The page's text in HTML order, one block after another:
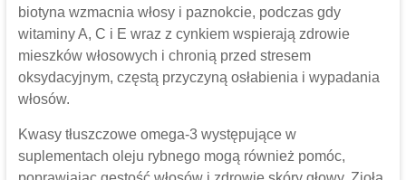
biotyna wzmacnia włosy i paznokcie, podczas gdy
witaminy A, C i E wraz z cynkiem wspierają zdrowie
mieszków włosowych i chronią przed stresem
oksydacyjnym, częstą przyczyną osłabienia i wypadania
włosów.
Kwasy tłuszczowe omega-3 występujące w
suplementach oleju rybnego mogą również pomóc,